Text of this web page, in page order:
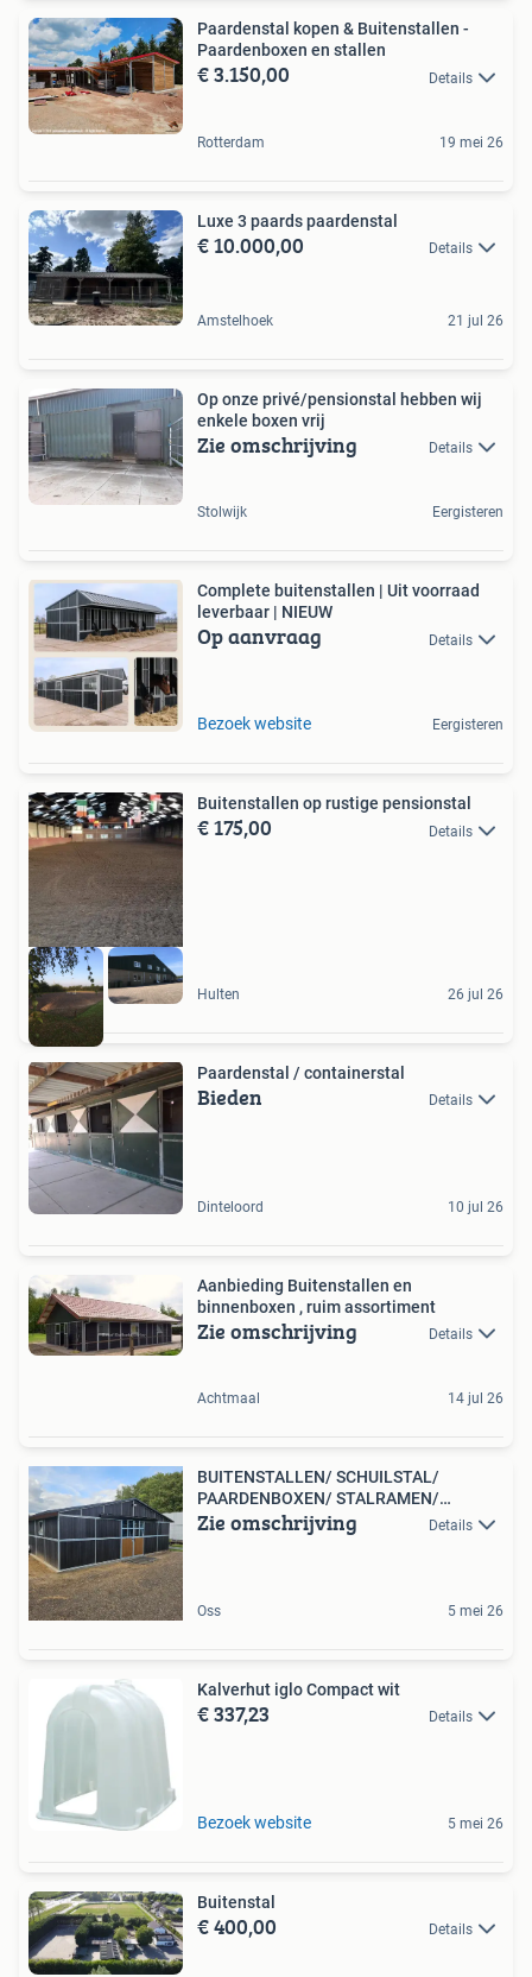
Paardenstal kopen & Buitenstallen -
Paardenboxen en stallen
€ 3.150,00 Details
Rotterdam 19 mei 26
Luxe 3 paards paardenstal
€ 10.000,00 Details
Amstelhoek 21 jul 26
Op onze privé/pensionstal hebben wij
enkele boxen vrij
Zie omschrijving Details
Stolwijk Eergisteren
Complete buitenstallen | Uit voorraad
leverbaar | NIEUW
Op aanvraag Details
Bezoek website Eergisteren
Buitenstallen op rustige pensionstal
€ 175,00 Details
Hulten 26 jul 26
Paardenstal / containerstal
Bieden Details
Dinteloord 10 jul 26
Aanbieding Buitenstallen en
binnenboxen , ruim assortiment
Zie omschrijving Details
Achtmaal 14 jul 26
BUITENSTALLEN/ SCHUILSTAL/
PAARDENBOXEN/ STALRAMEN/
STALDEUR
Zie omschrijving Details
Oss 5 mei 26
Kalverhut iglo Compact wit
€ 337,23 Details
Bezoek website 5 mei 26
Buitenstal
€ 400,00 Details